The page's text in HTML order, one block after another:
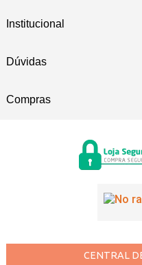
Institucional
Dúvidas
Compras
CENTRAL